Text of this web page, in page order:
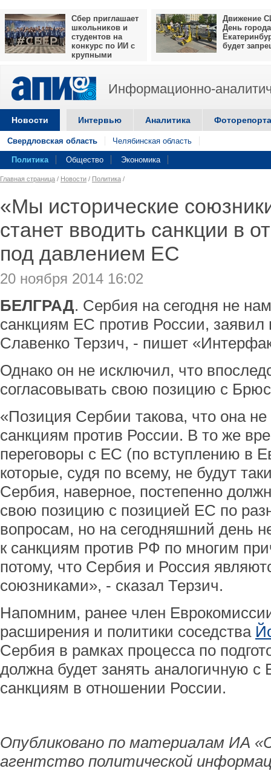
Сбер приглашает
школьников и
студентов на
конкурс по ИИ с
крупными
Движение
День города
будет
Информационно-
Новости Интервью Аналитика
Свердловская область Челябинская область
Политика Общество Экономика
Главная страница / Новости / Политика /
«Мы исторические
станет вводить санкции в
под давлением ЕС
20 ноября 2014 16:02
БЕЛГРАД. Сербия на сегодня не
санкциям ЕС против России,
Славенко Терзич, - пишет
Однако он не исключил, что
согласовывать свою позицию с
«Позиция Сербии такова, что она не
санкциям против России. В то же
переговоры с ЕС (по вступлению в
которые, судя по всему, не будут
Сербия, наверное, постепенно
свою позицию с позицией ЕС по
вопросам, но на сегодняшний день
к санкциям против РФ по многим
потому, что Сербия и Россия
союзниками», - сказал Терзич.
Напомним, ранее член
расширения и политики соседства
Сербия в рамках процесса по
должна будет занять аналогичную
санкциям в отношении России.
Опубликовано по материалам ИА
агентство политической